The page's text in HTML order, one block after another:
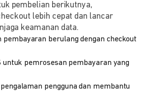
pembelian berikutnya,
lebih cepat dan lancar
keamanan data.
pembayaran berulang dengan checkout
untuk pemrosesan pembayaran yang
pengguna dan membantu